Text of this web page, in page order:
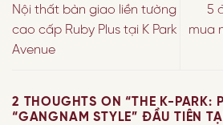
Nội thất bàn giao liền tường
cao cấp Ruby Plus tại K Park
Avenue
5
mua
2 THOUGHTS ON “THE K-PARK:
“GANGNAM STYLE” ĐẦU TIÊN